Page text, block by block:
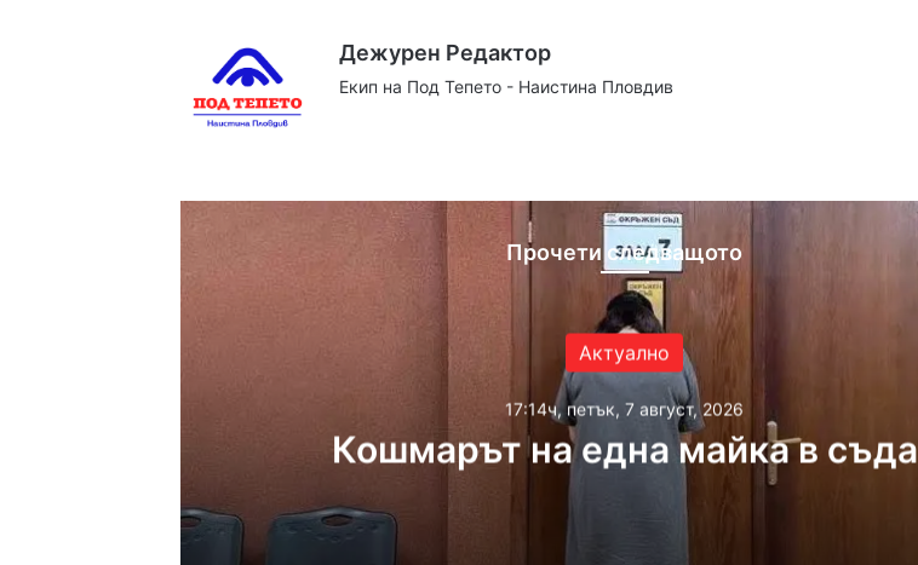
Дежурен Редактор
Екип на Под Тепето - Наистина Пловдив
Прочети следващото
Актуално
17:14ч, петък, 7 август, 2026
Кошмарът на една майка в съда